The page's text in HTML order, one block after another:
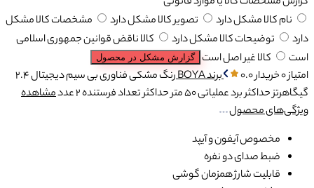
نام کالا مشکل دارد
تصویر کالا مشکل دارد
مشخصات کالا مشکل
دارد
توضیحات کالا مشکل دارد
کالا ناقض قوانین جمهوری اسلامی
است
کالا غیر اصل است گزارش مشکل در محصول
امتیاز 0 خریدار 0.0 برندBOYAرنگمشکیفناوری بی سیم
دیجیتال ۲.۴
گیگاهرتزحداکثر برد عملیاتی50 متر حداکثر تعداد فرستنده2 عدد
مشاهده
ویژگی‌های محصول
مخصوص آیفون و آیپد
ضبط صدای دو نفره
قابلیت شارژ همزمان گوشی